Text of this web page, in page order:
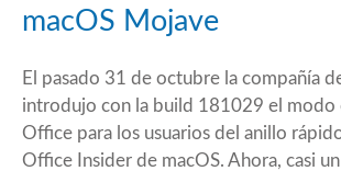
macOS Mojave
El pasado 31 de octubre la compañía
introdujo con la build 181029 el modo
Office para los usuarios del anillo
Office Insider de macOS. Ahora, casi